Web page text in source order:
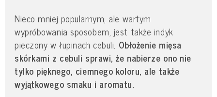
Nieco mniej popularnym, ale wartym
wypróbowania sposobem, jest także indyk
pieczony w łupinach cebuli. Obłożenie mięsa
skórkami z cebuli sprawi, że nabierze ono nie
tylko pięknego, ciemnego koloru, ale także
wyjątkowego smaku i aromatu.